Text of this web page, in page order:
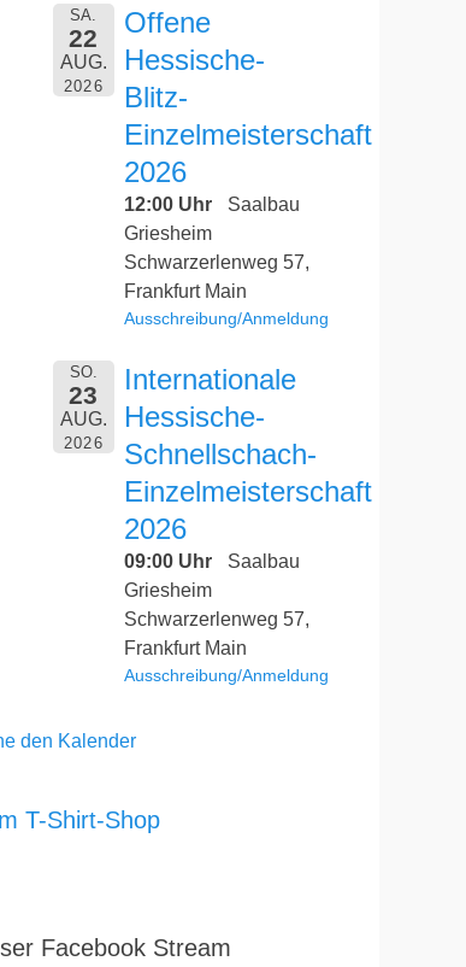
SA.
22
AUG.
2026
Offene
Hessische-
Blitz-
Einzelmeisterschaft
2026
12:00 Uhr
Saalbau
Griesheim
Schwarzerlenweg 57,
Frankfurt Main
Ausschreibung/Anmeldung
SO.
23
AUG.
2026
Internationale
Hessische-
Schnellschach-
Einzelmeisterschaft
2026
09:00 Uhr
Saalbau
Griesheim
Schwarzerlenweg 57,
Frankfurt Main
Ausschreibung/Anmeldung
den Kalender
T-Shirt-Shop
Facebook Stream